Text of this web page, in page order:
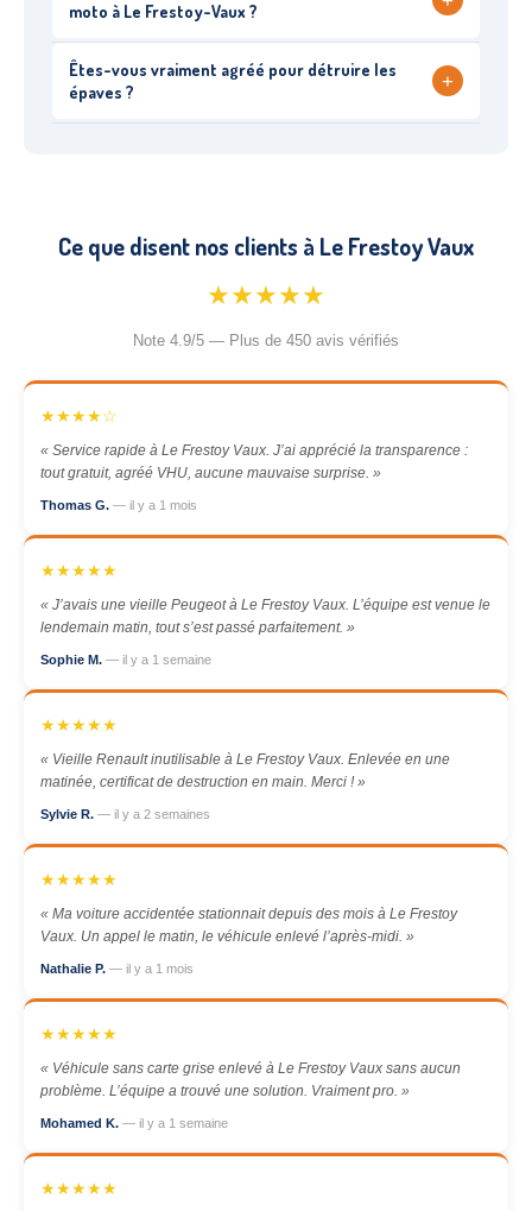
moto à Le Frestoy-Vaux ?
Êtes-vous vraiment agréé pour détruire les
épaves ?
+
Ce que disent nos clients à Le Frestoy Vaux
★★★★★
Note 4.9/5 — Plus de 450 avis vérifiés
★★★★☆
« Service rapide à Le Frestoy Vaux. J’ai apprécié la transparence :
tout gratuit, agréé VHU, aucune mauvaise surprise. »
Thomas G. — il y a 1 mois
★★★★★
« J’avais une vieille Peugeot à Le Frestoy Vaux. L’équipe est venue le
lendemain matin, tout s’est passé parfaitement. »
Sophie M. — il y a 1 semaine
★★★★★
« Vieille Renault inutilisable à Le Frestoy Vaux. Enlevée en une
matinée, certificat de destruction en main. Merci ! »
Sylvie R. — il y a 2 semaines
★★★★★
« Ma voiture accidentée stationnait depuis des mois à Le Frestoy
Vaux. Un appel le matin, le véhicule enlevé l’après-midi. »
Nathalie P. — il y a 1 mois
★★★★★
« Véhicule sans carte grise enlevé à Le Frestoy Vaux sans aucun
problème. L’équipe a trouvé une solution. Vraiment pro. »
Mohamed K. — il y a 1 semaine
★★★★★